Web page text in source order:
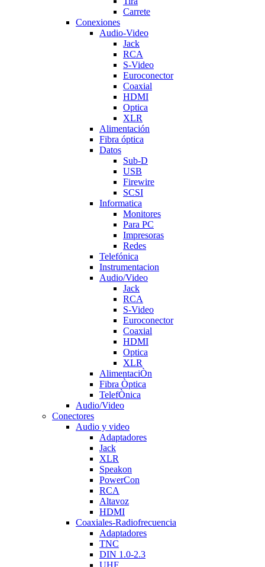
Carrete
Conexiones
Audio-Video
Jack
RCA
S-Video
Euroconector
Coaxial
HDMI
Optica
XLR
Alimentación
Fibra óptica
Datos
Sub-D
USB
Firewire
SCSI
Informatica
Monitores
Para PC
Impresoras
Redes
Telefónica
Instrumentacion
Audio/Video
Jack
RCA
S-Video
Euroconector
Coaxial
HDMI
Optica
XLR
AlimentaciÒn
Fibra Òptica
TelefÒnica
Audio/Video
Conectores
Audio y video
Adaptadores
Jack
XLR
Speakon
PowerCon
RCA
Altavoz
HDMI
Coaxiales-Radiofrecuencia
Adaptadores
TNC
DIN 1.0-2.3
UHF